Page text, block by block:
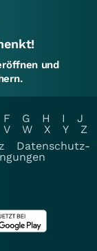
und
F G H I
J
V W X Y
Z
Datenschutz-